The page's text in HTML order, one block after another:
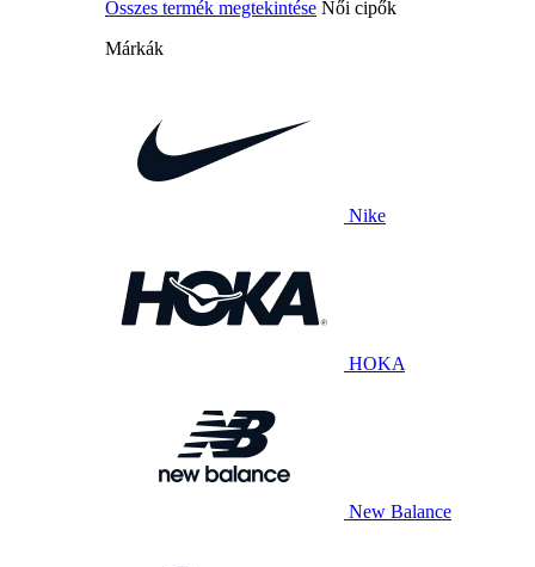
Összes termék megtekintése Női cipők
Márkák
Nike
HOKA
New Balance